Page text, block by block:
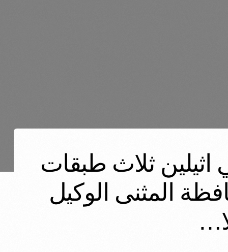
بولي اثيلين ثلاث طبقات
10 بار الى محافظة المثنى الوكيل